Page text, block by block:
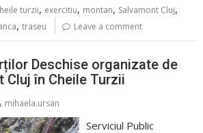
turzii, exercitiu, montan, Salvamont Cluj,
,traseu Leave a comment
Deschise organizate de
Cluj în Cheile Turzii
mihaela.ursan
Serviciul Public